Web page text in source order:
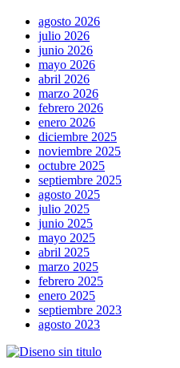
agosto 2026
julio 2026
junio 2026
mayo 2026
abril 2026
marzo 2026
febrero 2026
enero 2026
diciembre 2025
noviembre 2025
octubre 2025
septiembre 2025
agosto 2025
julio 2025
junio 2025
mayo 2025
abril 2025
marzo 2025
febrero 2025
enero 2025
septiembre 2023
agosto 2023